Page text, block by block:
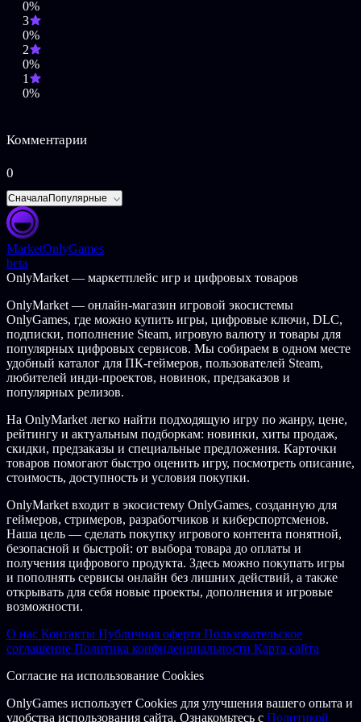
0%
3
0%
2
0%
1
0%
Комментарии
0
СначалаПопулярные
MarketOnlyGames
beta
OnlyMarket — маркетплейс игр и цифровых товаров
OnlyMarket — онлайн-магазин игровой экосистемы
OnlyGames, где можно купить игры, цифровые ключи, DLC,
подписки, пополнение Steam, игровую валюту и товары для
популярных цифровых сервисов. Мы собираем в одном месте
удобный каталог для ПК-геймеров, пользователей Steam,
любителей инди-проектов, новинок, предзаказов и
популярных релизов.
На OnlyMarket легко найти подходящую игру по жанру, цене,
рейтингу и актуальным подборкам: новинки, хиты продаж,
скидки, предзаказы и специальные предложения. Карточки
товаров помогают быстро оценить игру, посмотреть описание,
стоимость, доступность и условия покупки.
OnlyMarket входит в экосистему OnlyGames, созданную для
геймеров, стримеров, разработчиков и киберспортсменов.
Наша цель — сделать покупку игрового контента понятной,
безопасной и быстрой: от выбора товара до оплаты и
получения цифрового продукта. Здесь можно покупать игры
и пополнять сервисы онлайн без лишних действий, а также
открывать для себя новые проекты, дополнения и игровые
возможности.
О нас Контакты Публичная оферта Пользовательское
соглашение Политика конфиденциальности Карта сайта
Согласие на использование Cookies
OnlyGames использует Cookies для улучшения вашего опыта и
удобства использования сайта. Ознакомьтесь с Политикой